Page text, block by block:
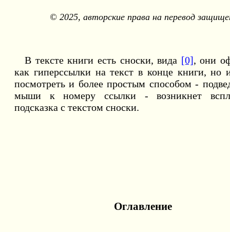
© 2025, авторские права на перевод
В тексте книги есть сноски, вида [0], они
как гиперссылки на текст в конце книги, но
посмотреть и более простым способом -
мыши к номеру ссылки - возникнет
подсказка с текстом сноски.
Оглавление